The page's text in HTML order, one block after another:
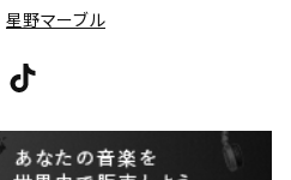
星野マーブル